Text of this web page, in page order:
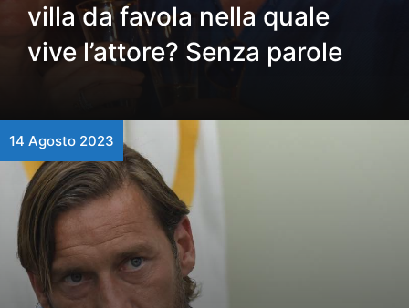
villa da favola nella quale
vive l’attore? Senza parole
14 Agosto 2023